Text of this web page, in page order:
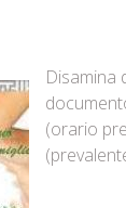
Disamina
(orario